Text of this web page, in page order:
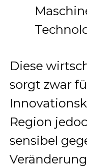
Diese
sorgt zwar
Region
sensibel